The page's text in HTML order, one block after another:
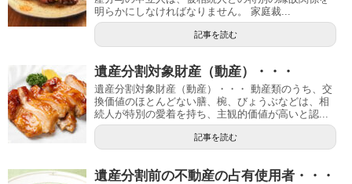
明らかにしなければなりません。 家庭裁...
記事を読む
遺産分割対象財産（動産）・・・
遺産分割対象財産（動産）・・・ 動産類のうち、交
換価値のほとんどない膳、椀、びょうぶなどは、相
続人が特別の愛着を持ち、主観的価値が高いと認...
記事を読む
遺産分割前の不動産の占有使用者・・・